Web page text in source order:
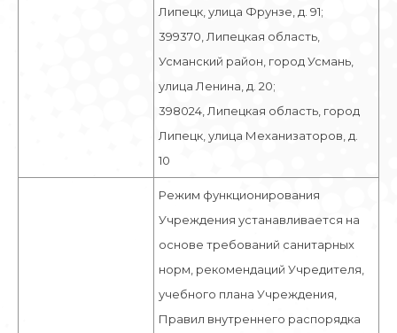
Липецк, улица Фрунзе, д. 91;
399370, Липецкая область,
Усманский район, город Усмань,
улица Ленина, д. 20;
398024, Липецкая область, город
Липецк, улица Механизаторов, д.
10
Режим функционирования
Учреждения устанавливается на
основе требований санитарных
норм, рекомендаций Учредителя,
учебного плана Учреждения,
Правил внутреннего распорядка